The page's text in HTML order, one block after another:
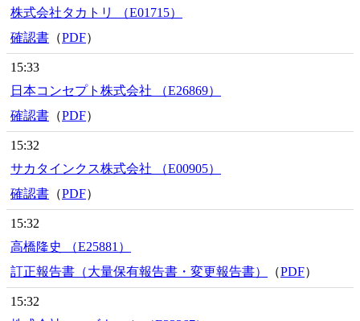
株式会社タカトリ （E01715）
確認書 （PDF）
15:33
日本コンセプト株式会社 （E26869）
確認書 （PDF）
15:32
サカタインクス株式会社 （E00905）
確認書 （PDF）
15:32
高橋隆史 （E25881）
訂正報告書（大量保有報告書・変更報告書）
（PDF）
15:32